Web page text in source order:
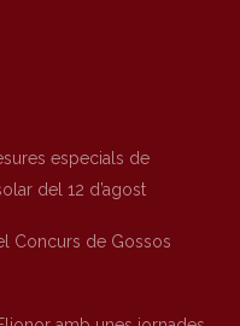
especials de
del 12 d’agost
Concurs de Gossos